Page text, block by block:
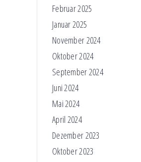
Februar 2025
Januar 2025
November 2024
Oktober 2024
September 2024
Juni 2024
Mai 2024
April 2024
Dezember 2023
Oktober 2023